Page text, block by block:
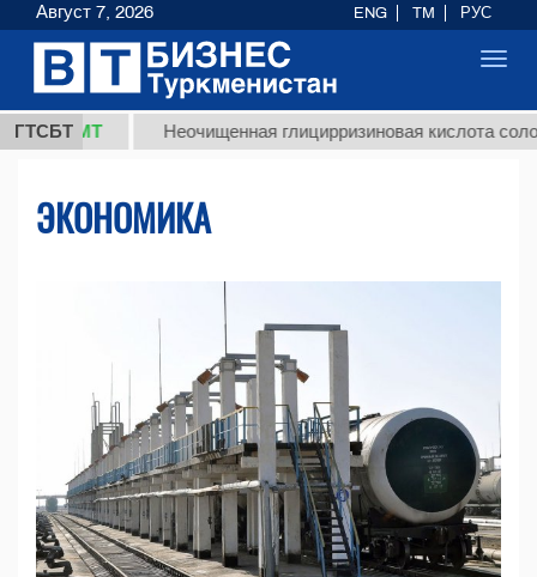
ГТСБТ Неочищенная глицирризиновая кислота солодкового
ЭКОНОМИКА
Август 7, 2026 ENG TM РУС